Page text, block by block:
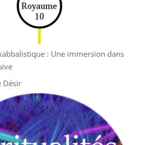
: Une immersion dans
Désir